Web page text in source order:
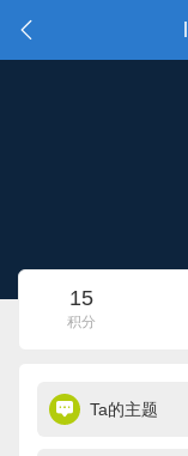
15
积分
Ta的主题